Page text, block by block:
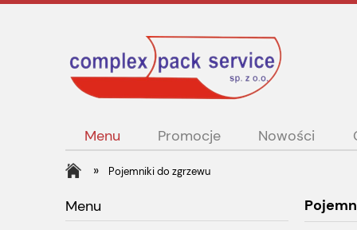
Menu Promocje Nowości
» Pojemniki do zgrzewu
Menu